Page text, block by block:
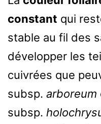
constant qui
stable au fil des
développer les
cuivrées que
subsp. arboreum
subsp.